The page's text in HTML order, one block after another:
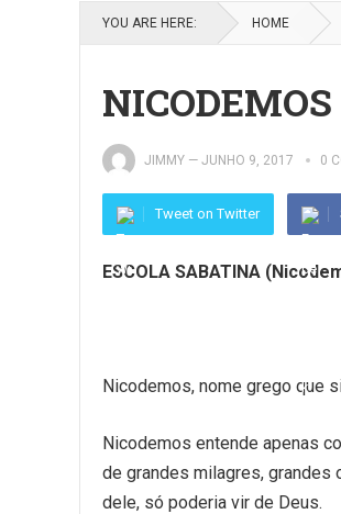
YOU ARE HERE: HOME
NICODEMOS
JIMMY — JUNHO 9, 2017 0
Tweet on Twitter
ESCOLA SABATINA
Nicodemos, nome grego que
Nicodemos entende apenas
de grandes milagres, grandes
dele, só poderia vir de Deus.